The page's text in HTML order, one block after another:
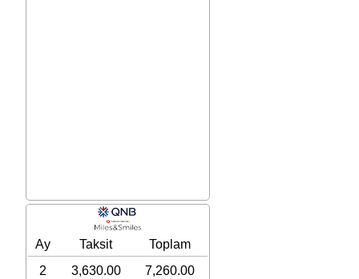
Ay Taksit
Toplam
2
3,630.00
7,260.00